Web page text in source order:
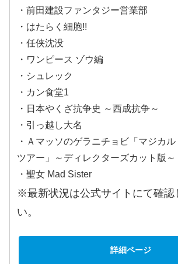
・前田建設ファンタジー営業部
・はたらく細胞!!
・任侠沈没
・ワンピース ゾウ編
・シュレック
・カン食堂1
・日本やくざ抗争史 ～西成抗争～
・引っ越し大名
・Ａマッソのゲラニチョビ「マジカル
ツアー」～ディレクターズカット版～
・聖女 Mad Sister
※最新状況は公式サイトにて確認
い。
詳細ページ